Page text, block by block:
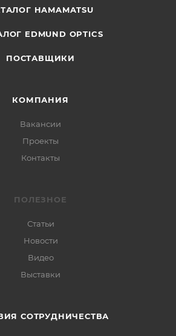
HAMAMATSU
EDMUND OPTICS
ПОСТАВЩИКИ
КОМПАНИЯ
Вакансии
Проекты
Контакты
ПОЛЕЗНОЕ
Статьи
Новости
Видео
Выставки
СОТРУДНИЧЕСТВА